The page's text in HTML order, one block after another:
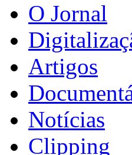
O Jornal
Artigos
Notícias
Clipping